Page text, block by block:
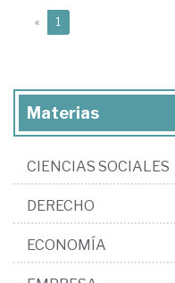
« 1
Materias
CIENCIAS SOCIALES
DERECHO
ECONOMÍA